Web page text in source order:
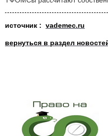
источник : vademec.ru
вернуться в раздел